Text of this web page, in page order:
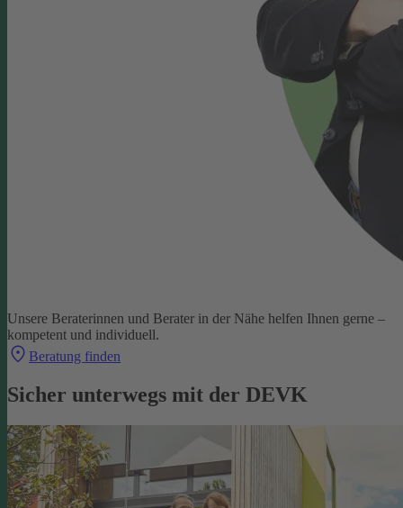
Unsere Beraterinnen und Berater in der Nähe helfen Ihnen gerne –
kompetent und individuell.
Beratung finden
Sicher unterwegs mit der DEVK